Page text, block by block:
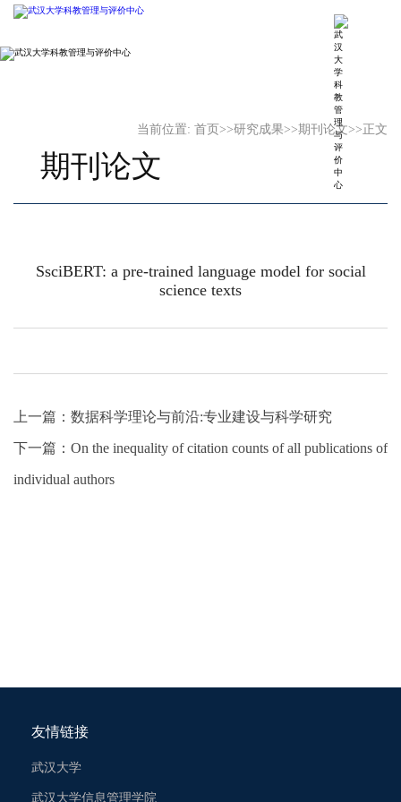
当前位置: 首页 >>研究成果>>期刊论文>> 正文
期刊论文
SsciBERT: a pre-trained language model for social
science texts
上一篇： 数据科学理论与前沿:专业建设与科学研究
下一篇： On the inequality of citation counts of all publications of
individual authors
友情链接
武汉大学
武汉大学信息管理学院